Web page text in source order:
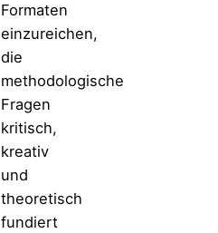
Formaten
einzureichen,
die
methodologische
Fragen
kritisch,
kreativ
und
theoretisch
fundiert